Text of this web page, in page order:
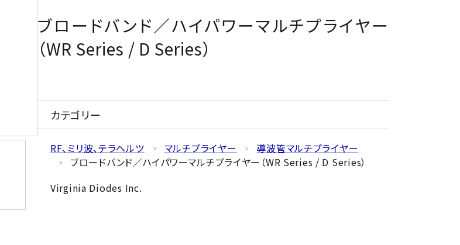
ブロードバンド／ハイパワーマルチプライヤー
（WR Series / D Series）
カテゴリー
RF、ミリ波、テラヘルツ マルチプライヤー
導波管マルチプライヤー
ブロードバンド／ハイパワーマルチプライヤー（WR Series / D Series）
Virginia Diodes Inc.